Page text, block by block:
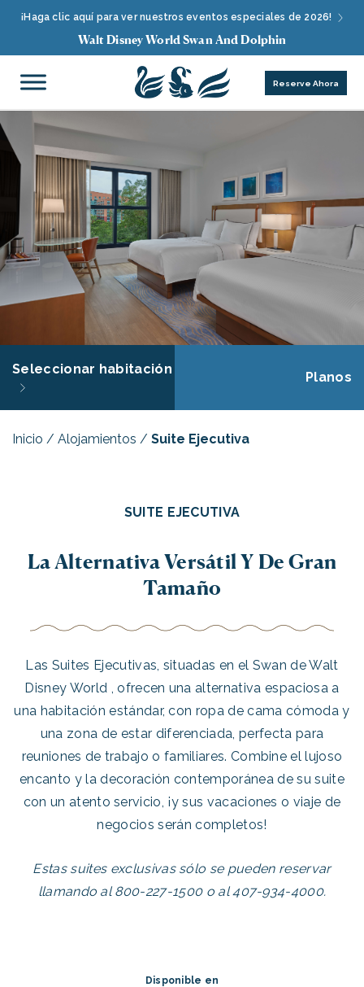
¡Haga clic aquí para ver nuestros eventos especiales de 2026!
Walt Disney World Swan And Dolphin
Reserve Ahora
Seleccionar habitación
Planos
Inicio / Alojamientos / Suite Ejecutiva
SUITE EJECUTIVA
La Alternativa Versátil Y De Gran
Tamaño
Las Suites Ejecutivas, situadas en el Swan de Walt
Disney World , ofrecen una alternativa espaciosa a
una habitación estándar, con ropa de cama cómoda y
una zona de estar diferenciada, perfecta para
reuniones de trabajo o familiares. Combine el lujoso
encanto y la decoración contemporánea de su suite
con un atento servicio, ¡y sus vacaciones o viaje de
negocios serán completos!
Estas suites exclusivas sólo se pueden reservar
llamando al 800-227-1500 o al 407-934-4000.
Disponible en